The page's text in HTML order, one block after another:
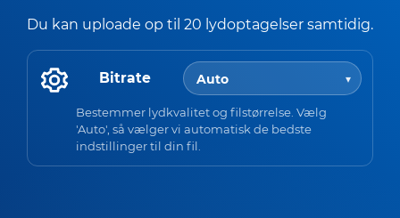
Du kan uploade op til 20 lydoptagelser samtidig.
Bitrate
Bestemmer lydkvalitet og filstørrelse. Vælg
'Auto', så vælger vi automatisk de bedste
indstillinger til din fil.